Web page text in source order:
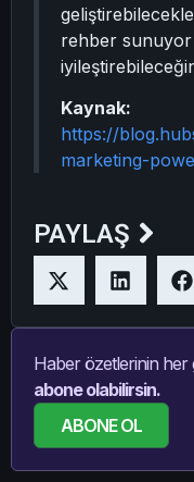
rehber sunuyor
Kaynak:
https://
marketing-
PAYLAŞ
Haber özetlerinin her
abone olabilirsin.
ABONE OL